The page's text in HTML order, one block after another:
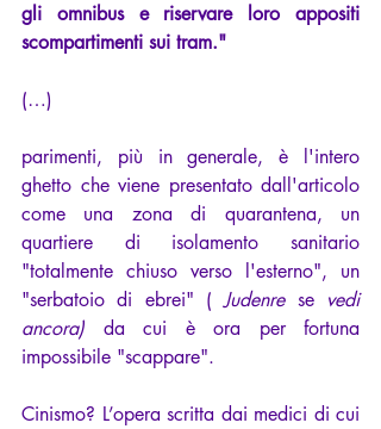
gli omnibus e riservare loro appositi
scompartimenti sui tram."
(…)
parimenti, più in generale, è l'intero
ghetto che viene presentato dall'articolo
come una zona di quarantena, un
quartiere di isolamento sanitario
"totalmente chiuso verso l'esterno", un
"serbatoio di ebrei" ( Judenre se vedi
ancora) da cui è ora per fortuna
impossibile "scappare".
Cinismo? L’opera scritta dai medici di cui